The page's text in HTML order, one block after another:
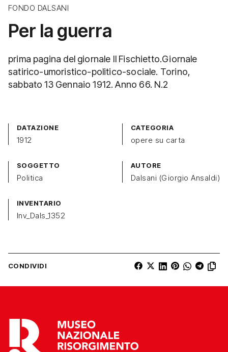
FONDO DALSANI
Per la guerra
prima pagina del giornale Il Fischietto.Giornale
satirico-umoristico-politico-sociale. Torino,
sabbato 13 Gennaio 1912. Anno 66. N.2
DATAZIONE
1912
CATEGORIA
opere su carta
SOGGETTO
Politica
AUTORE
Dalsani (Giorgio Ansaldi)
INVENTARIO
Inv_Dals_1352
CONDIVIDI